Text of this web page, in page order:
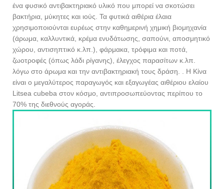
ένα φυσικό αντιβακτηριακό υλικό που μπορεί να σκοτώσει
βακτήρια, μύκητες και ιούς. Τα φυτικά αιθέρια έλαια
χρησιμοποιούνται ευρέως στην καθημερινή χημική βιομηχανία
(άρωμα, καλλυντικά, κρέμα ενυδάτωσης, σαπούνι, αποσμητικό
χώρου, αντισηπτικό κ.λπ.), φάρμακα, τρόφιμα και ποτά,
ζωοτροφές (όπως λάδι ρίγανης), έλεγχος παρασίτων κ.λπ.
λόγω στο άρωμα και την αντιβακτηριακή τους δράση. . Η Κίνα
είναι ο μεγαλύτερος παραγωγός και εξαγωγέας αιθέριου ελαίου
Litsea cubeba στον κόσμο, αντιπροσωπεύοντας περίπου το
70% της διεθνούς αγοράς.